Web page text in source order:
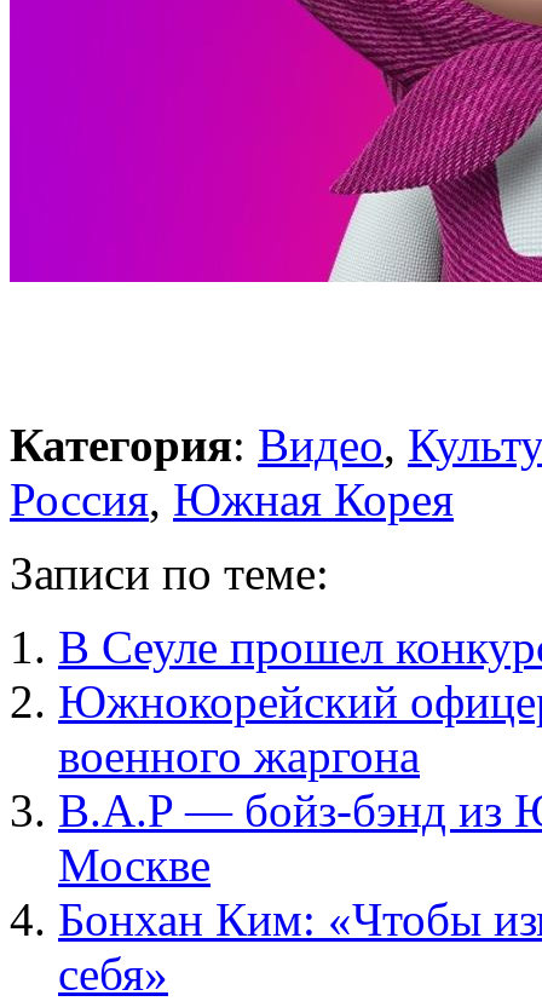
Категория: Видео,
Россия, Южная Корея
Записи по теме:
В Сеуле прошел
Южнокорейский
военного жаргона
B.A.P — бойз-бэнд из
Москве
Бонхан Ким: «Чтобы
себя»